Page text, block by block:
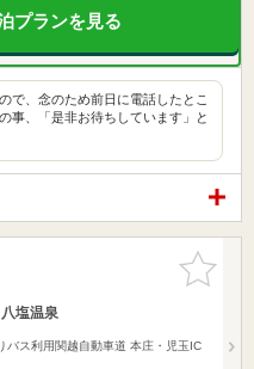
プランを見る
で、念のため前日に電話したとこ
事、「是非お待ちしています」と
お気に入
りに追加
塩温泉
バス利用関越自動車道 本庄・児玉IC